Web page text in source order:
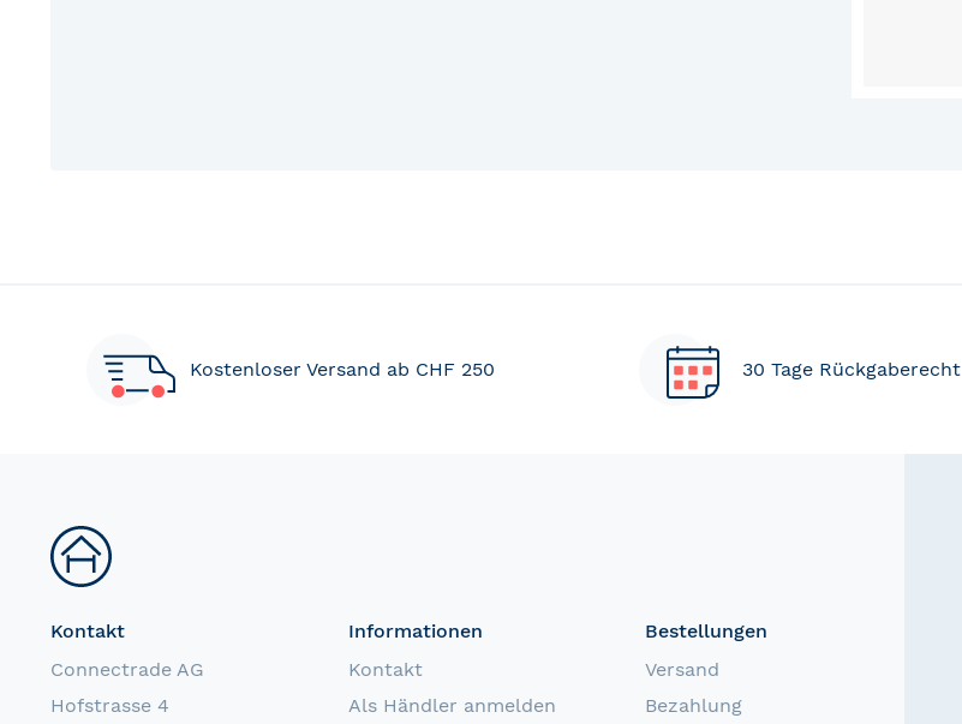
Kostenloser Versand ab CHF 250 30 Tage Rückgaberecht
Kontakt
Connectrade AG
Hofstrasse 4
Informationen
Kontakt
Als Händler anmelden
Bestellungen
Versand
Bezahlung